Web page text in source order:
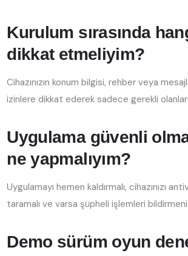
Kurulum sırasında
dikkat etmeliyim?
Cihazınızın konum bilgisi, rehber veya
izinlere dikkat ederek sadece gerekli
Uygulama güvenli
ne yapmalıyım?
Uygulamayı hemen kaldırmalı, cihazınızı
taramalı ve varsa şüpheli işlemleri
Demo sürüm oyun